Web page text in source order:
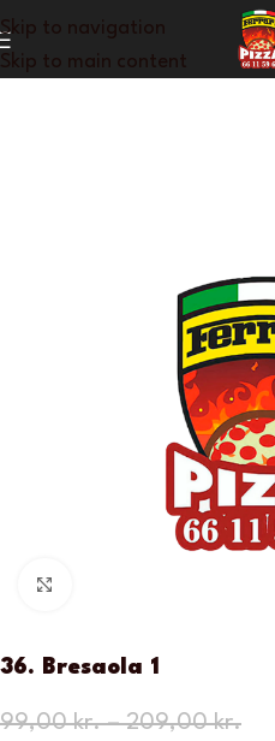
Skip to navigation
Skip to main content
36. Bresaola 1
99,00kr. – 209,00kr.